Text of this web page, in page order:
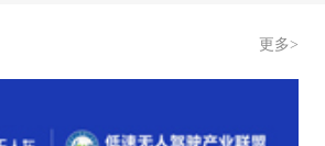
更多>